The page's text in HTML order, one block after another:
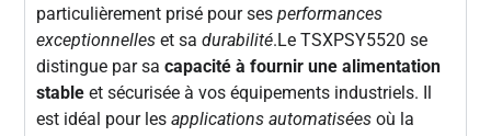
particulièrement prisé pour sesperformances
exceptionnelles et sadurabilité.Le TSXPSY5520 se
distingue par sacapacité à fournir une alimentation
stable et sécurisée à vos équipements industriels. Il
est idéal pour lesapplications automatisées où la